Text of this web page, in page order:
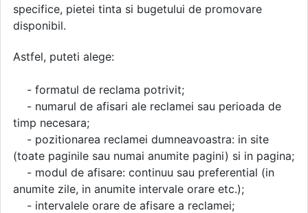
specifice, pietei tinta si bugetului de promovare
disponibil.
Astfel, puteti alege:
- formatul de reclama potrivit;
- numarul de afisari ale reclamei sau perioada de
timp necesara;
- pozitionarea reclamei dumneavoastra: in site
(toate paginile sau numai anumite pagini) si in pagina;
- modul de afisare: continuu sau preferential (in
anumite zile, in anumite intervale orare etc.);
- intervalele orare de afisare a reclamei;